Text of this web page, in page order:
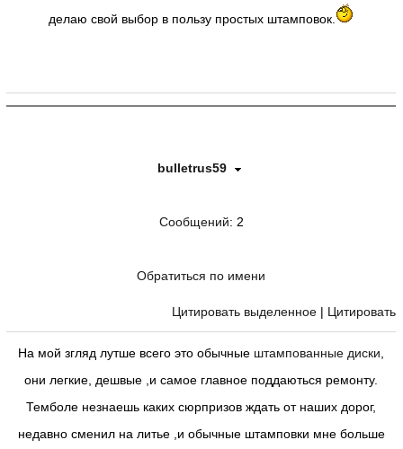
делаю свой выбор в пользу простых штамповок.
bulletrus59
Сообщений: 2
Обратиться по имени
Цитировать выделенное | Цитировать
На мой згляд лутше всего это обычные штампованные диски
они легкие, дешвые ,и самое главное поддаються ремонту.
Темболе незнаешь каких сюрпризов ждать от наших дорог,
недавно сменил на литье ,и обычные штамповки мне больше